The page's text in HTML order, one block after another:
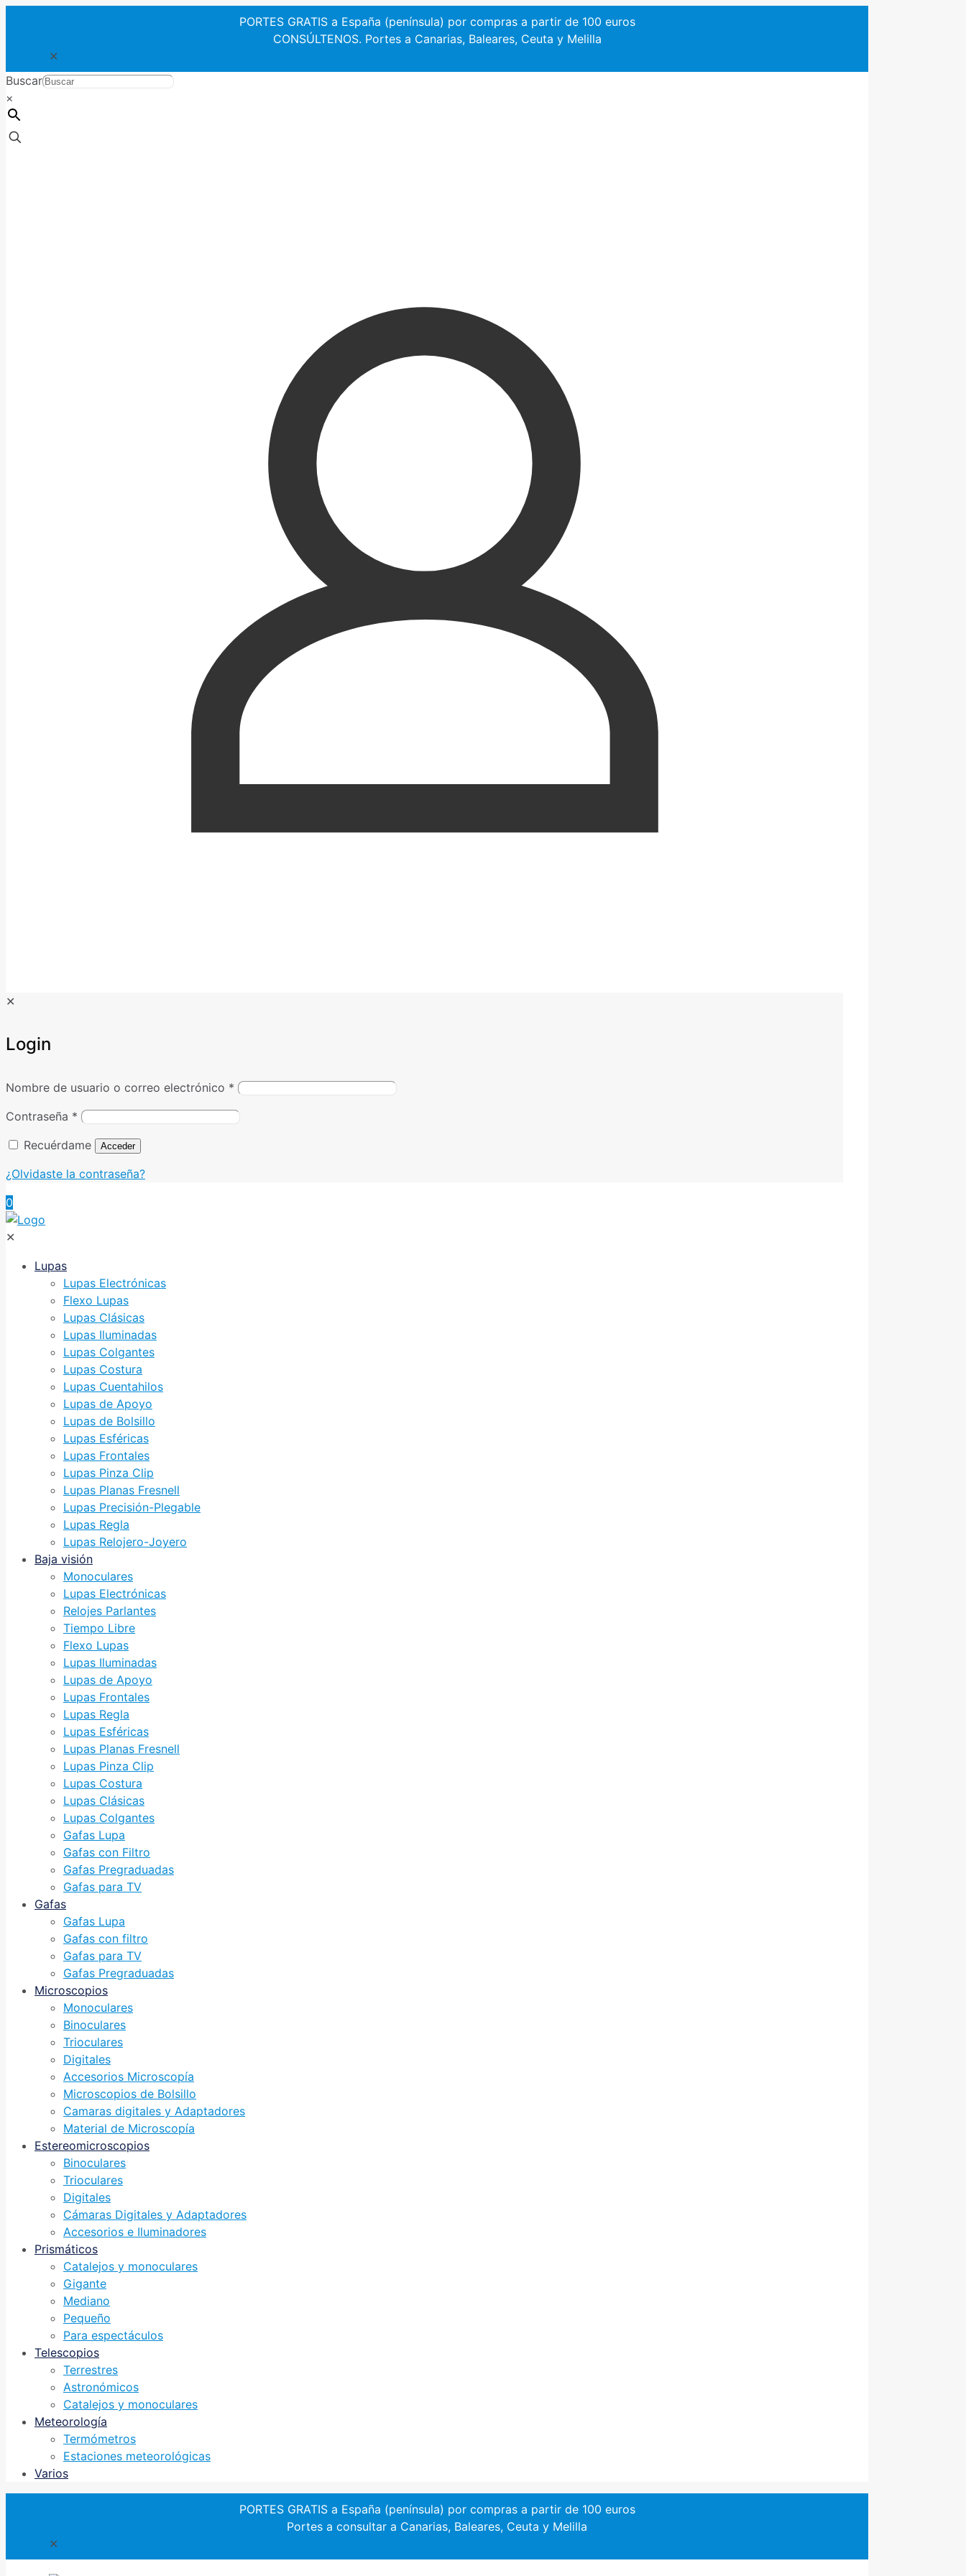
PORTES GRATIS a España (península) por compras a partir de 100 euros
CONSÚLTENOS. Portes a Canarias, Baleares, Ceuta y Melilla
✕
Buscar
×
✕
Login
Nombre de usuario o correo electrónico *
Contraseña *
Recuérdame
Acceder
¿Olvidaste la contraseña?
0
✕
Lupas
Lupas Electrónicas
Flexo Lupas
Lupas Clásicas
Lupas Iluminadas
Lupas Colgantes
Lupas Costura
Lupas Cuentahilos
Lupas de Apoyo
Lupas de Bolsillo
Lupas Esféricas
Lupas Frontales
Lupas Pinza Clip
Lupas Planas Fresnell
Lupas Precisión-Plegable
Lupas Regla
Lupas Relojero-Joyero
Baja visión
Monoculares
Lupas Electrónicas
Relojes Parlantes
Tiempo Libre
Flexo Lupas
Lupas Iluminadas
Lupas de Apoyo
Lupas Frontales
Lupas Regla
Lupas Esféricas
Lupas Planas Fresnell
Lupas Pinza Clip
Lupas Costura
Lupas Clásicas
Lupas Colgantes
Gafas Lupa
Gafas con Filtro
Gafas Pregraduadas
Gafas para TV
Gafas
Gafas Lupa
Gafas con filtro
Gafas para TV
Gafas Pregraduadas
Microscopios
Monoculares
Binoculares
Trioculares
Digitales
Accesorios Microscopía
Microscopios de Bolsillo
Camaras digitales y Adaptadores
Material de Microscopía
Estereomicroscopios
Binoculares
Trioculares
Digitales
Cámaras Digitales y Adaptadores
Accesorios e Iluminadores
Prismáticos
Catalejos y monoculares
Gigante
Mediano
Pequeño
Para espectáculos
Telescopios
Terrestres
Astronómicos
Catalejos y monoculares
Meteorología
Termómetros
Estaciones meteorológicas
Varios
PORTES GRATIS a España (península) por compras a partir de 100 euros
Portes a consultar a Canarias, Baleares, Ceuta y Melilla
✕